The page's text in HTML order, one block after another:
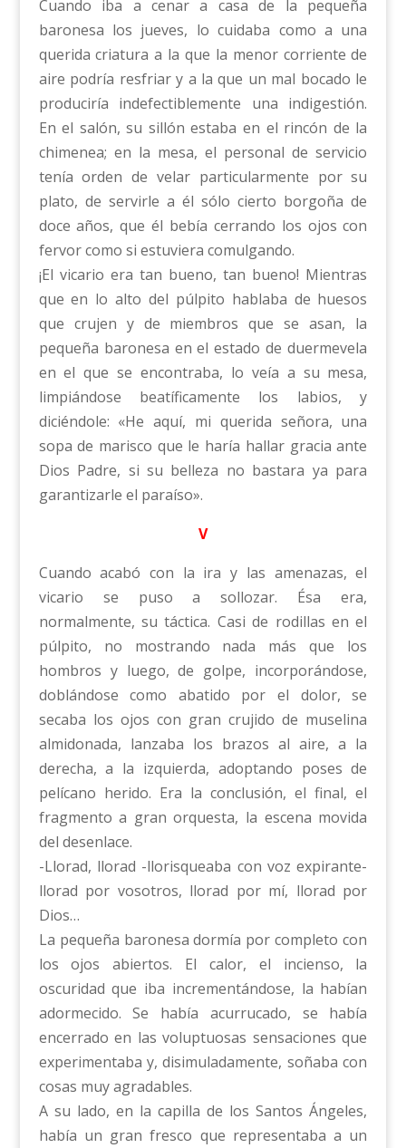
Cuando iba a cenar a casa de la pequeña
baronesa los jueves, lo cuidaba como a una
querida criatura a la que la menor corriente de
aire podría resfriar y a la que un mal bocado le
produciría indefectiblemente una indigestión.
En el salón, su sillón estaba en el rincón de la
chimenea; en la mesa, el personal de servicio
tenía orden de velar particularmente por su
plato, de servirle a él sólo cierto borgoña de
doce años, que él bebía cerrando los ojos con
fervor como si estuviera comulgando.
¡El vicario era tan bueno, tan bueno! Mientras
que en lo alto del púlpito hablaba de huesos
que crujen y de miembros que se asan, la
pequeña baronesa en el estado de duermevela
en el que se encontraba, lo veía a su mesa,
limpiándose beatíficamente los labios, y
diciéndole: «He aquí, mi querida señora, una
sopa de marisco que le haría hallar gracia ante
Dios Padre, si su belleza no bastara ya para
garantizarle el paraíso».
V
Cuando acabó con la ira y las amenazas, el
vicario se puso a sollozar. Ésa era,
normalmente, su táctica. Casi de rodillas en el
púlpito, no mostrando nada más que los
hombros y luego, de golpe, incorporándose,
doblándose como abatido por el dolor, se
secaba los ojos con gran crujido de muselina
almidonada, lanzaba los brazos al aire, a la
derecha, a la izquierda, adoptando poses de
pelícano herido. Era la conclusión, el final, el
fragmento a gran orquesta, la escena movida
del desenlace.
-Llorad, llorad -llorisqueaba con voz expirante-
llorad por vosotros, llorad por mí, llorad por
Dios…
La pequeña baronesa dormía por completo con
los ojos abiertos. El calor, el incienso, la
oscuridad que iba incrementándose, la habían
adormecido. Se había acurrucado, se había
encerrado en las voluptuosas sensaciones que
experimentaba y, disimuladamente, soñaba con
cosas muy agradables.
A su lado, en la capilla de los Santos Ángeles,
había un gran fresco que representaba a un